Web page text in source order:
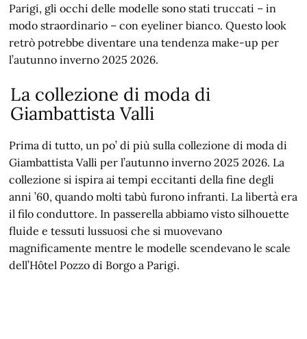
Parigi, gli occhi delle modelle sono stati truccati – in
modo straordinario – con eyeliner bianco. Questo look
retrò potrebbe diventare una tendenza make-up per
l’autunno inverno 2025 2026.
La collezione di moda di
Giambattista Valli
Prima di tutto, un po’ di più sulla collezione di moda di
Giambattista Valli per l’autunno inverno 2025 2026. La
collezione si ispira ai tempi eccitanti della fine degli
anni ’60, quando molti tabù furono infranti. La libertà era
il filo conduttore. In passerella abbiamo visto silhouette
fluide e tessuti lussuosi che si muovevano
magnificamente mentre le modelle scendevano le scale
dell’Hôtel Pozzo di Borgo a Parigi.